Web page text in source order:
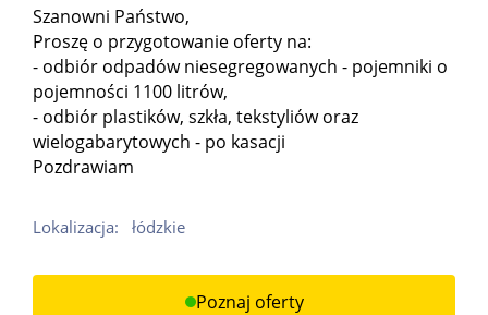
Szanowni Państwo,
Proszę o przygotowanie oferty na:
- odbiór odpadów niesegregowanych - pojemniki o
pojemności 1100 litrów,
- odbiór plastików, szkła, tekstyliów oraz
wielogabarytowych - po kasacji
Pozdrawiam
Lokalizacja: łódzkie
Poznaj oferty